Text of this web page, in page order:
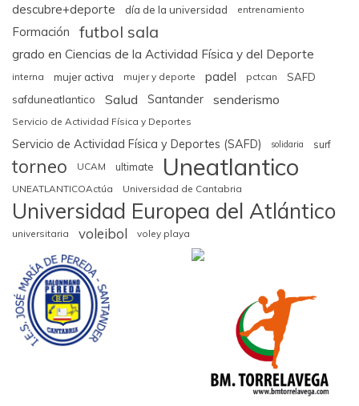
descubre+deporte día de la universidad entrenamiento
Formación futbol sala
grado en Ciencias de la Actividad Física y del Deporte
interna mujer activa mujer y deporte padel pctcan
SAFD
safduneatlantico
Salud Santander senderismo
Servicio de Actividad Física y Deportes
Servicio de Actividad Física y Deportes (SAFD) solidaria surf
torneo UCAM ultimate Uneatlantico
UNEATLANTICOActúa Universidad de Cantabria
Universidad Europea del Atlántico
universitaria voleibol voley playa